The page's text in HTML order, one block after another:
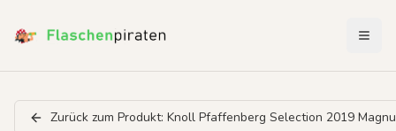
Zurück zum Produkt: Knoll Pfaffenberg Selection 2019